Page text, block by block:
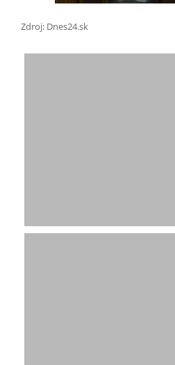
Zdroj: Dnes24.sk